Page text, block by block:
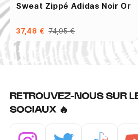
Sweat Zippé Adidas Noir Or
37,48 € 74,95 €
RETROUVEZ-NOUS SUR
SOCIAUX 🔥